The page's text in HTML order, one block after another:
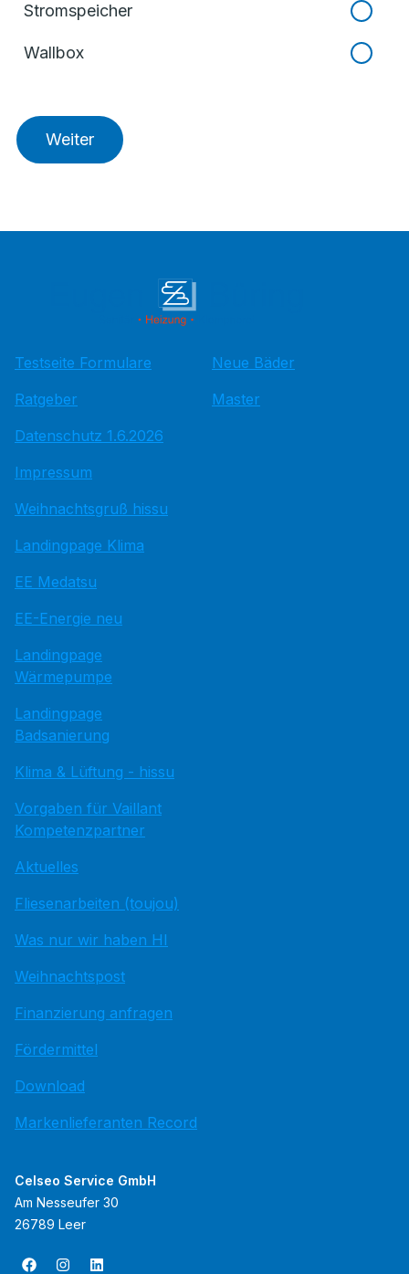
Stromspeicher
Wallbox
Weiter
Testseite Formulare
Ratgeber
Datenschutz 1.6.2026
Impressum
Weihnachtsgruß hissu
Landingpage Klima
EE Medatsu
EE-Energie neu
Landingpage
Wärmepumpe
Landingpage
Badsanierung
Klima & Lüftung - hissu
Vorgaben für Vaillant
Kompetenzpartner
Aktuelles
Fliesenarbeiten (toujou)
Was nur wir haben HI
Weihnachtspost
Finanzierung anfragen
Fördermittel
Download
Markenlieferanten Record
Neue Bäder
Master
Celseo Service GmbH
Am Nesseufer 30
26789 Leer